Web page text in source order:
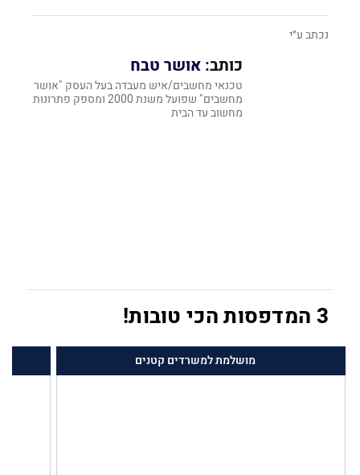
נכתב ע״י
כותב: אושר טבח
טכנאי מחשבים/איש מעבדה בעל העסק "אושר
מחשבים" שפועל משנת 2000 ומספק פתרונות
מחשוב עד הבית
3 המדפסות הכי טובות!
מושלמת למשרדים קטנים